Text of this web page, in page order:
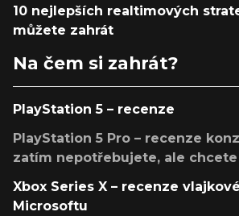
10 nejlepších realtimových
můžete zahrát
Na čem si zahrát?
PlayStation 5 – recenze
PlayStation 5 Pro – recenze
zatím nepotřebujete, ale chcete
Xbox Series X – recenze
Microsoftu